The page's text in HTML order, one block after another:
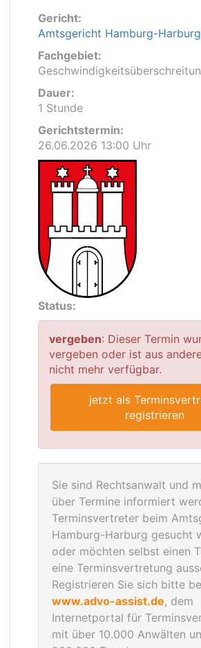
Gericht:
Amtsgericht Hamburg-Harburg
Fachgebiet:
Dauer:
1 Stunde
Gerichtstermin:
26.06.2026 13:00 Uhr
Status:
vergeben: Dieser Termin
vergeben oder ist aus
nicht mehr verfügbar.
jetzt als
registrieren
Sie sind Rechtsanwalt und
über Termine informiert
Terminsvertreter beim
Hamburg-Harburg gesucht
oder möchten selbst einen
eine Terminsvertretung
Registrieren Sie sich bitte
www.advo-assist.de, dem
Internetportal für
mit über 10.000 Anwälten